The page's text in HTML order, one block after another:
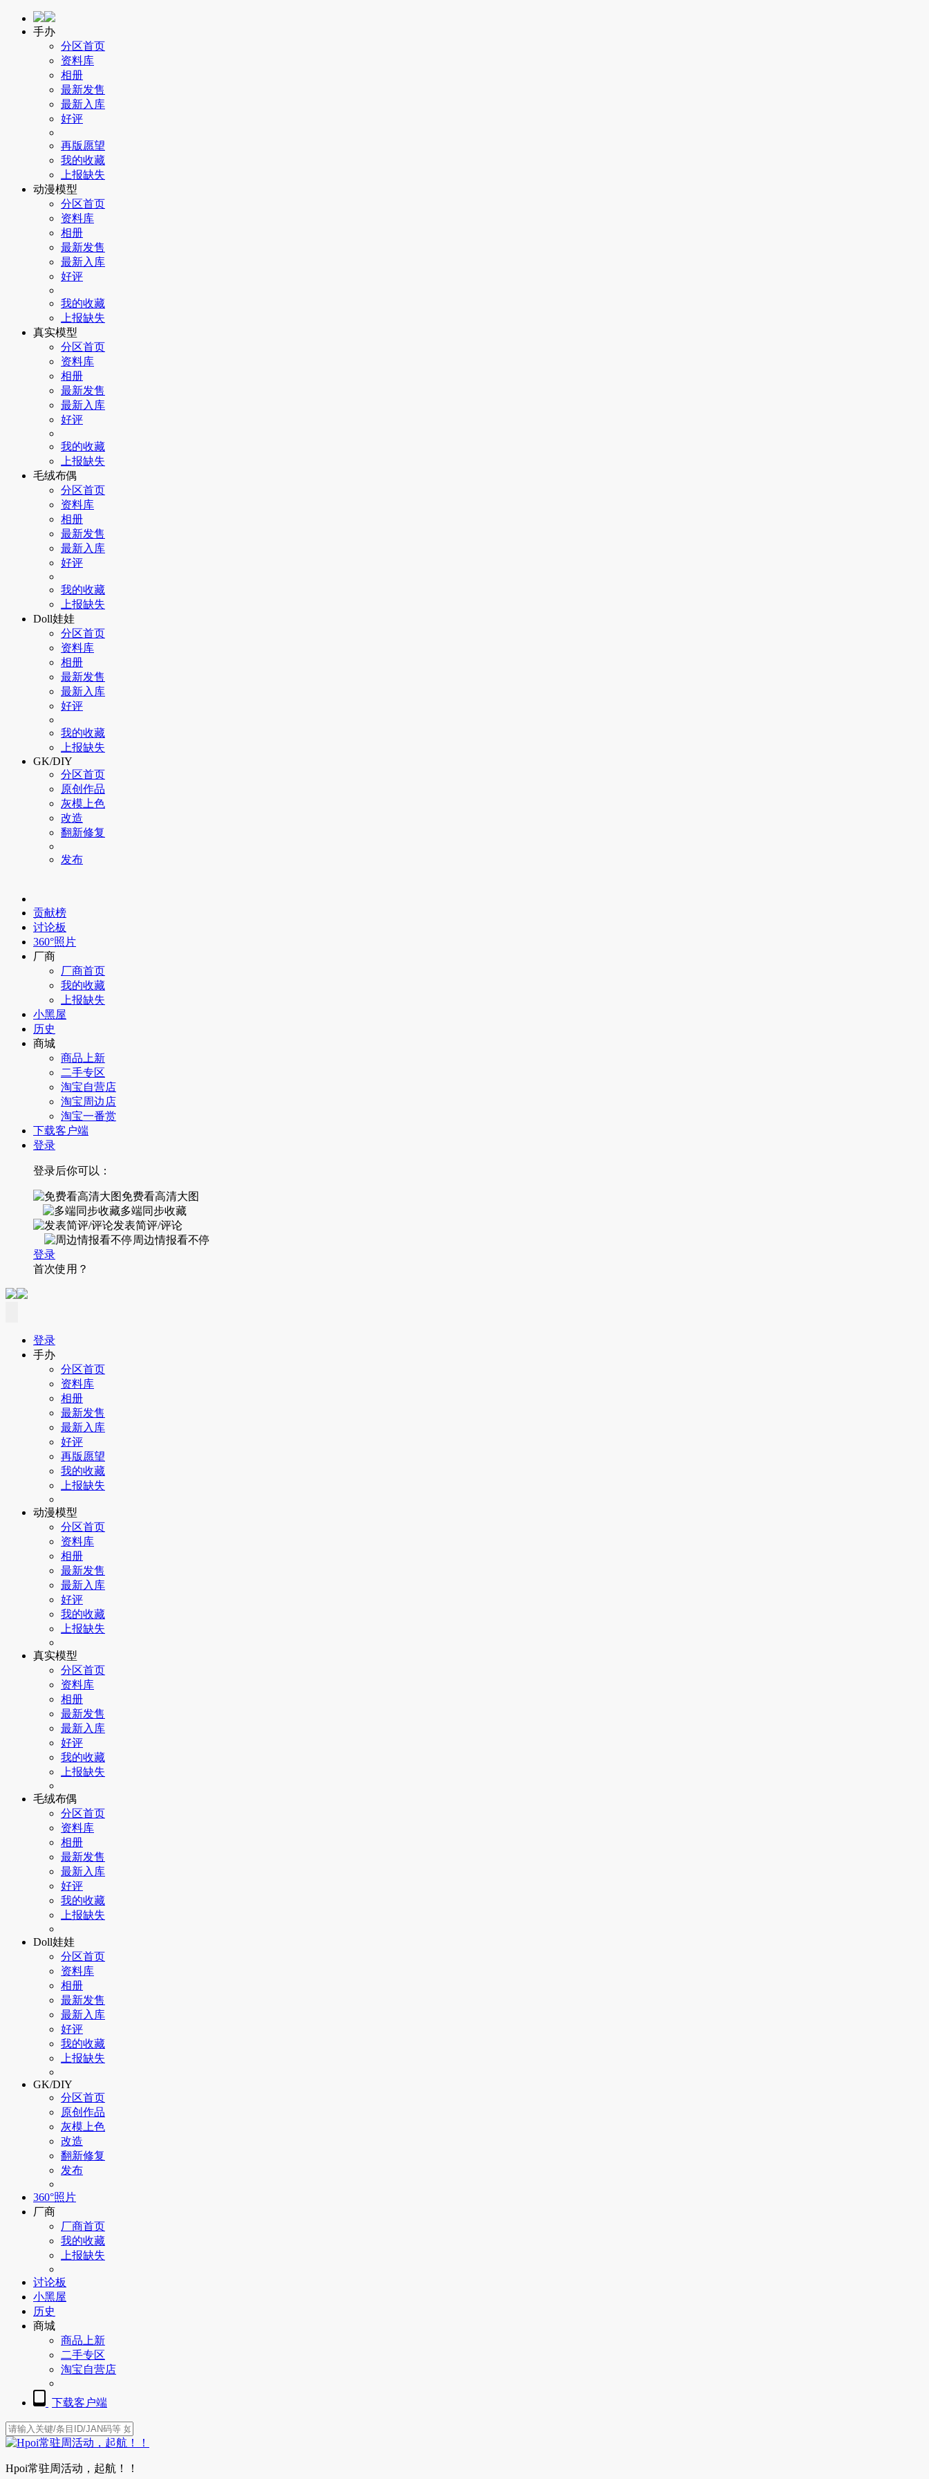
手办
分区首页
资料库
相册
最新发售
最新入库
好评
再版愿望
我的收藏
上报缺失
动漫模型
分区首页
资料库
相册
最新发售
最新入库
好评
我的收藏
上报缺失
真实模型
分区首页
资料库
相册
最新发售
最新入库
好评
我的收藏
上报缺失
毛绒布偶
分区首页
资料库
相册
最新发售
最新入库
好评
我的收藏
上报缺失
Doll娃娃
分区首页
资料库
相册
最新发售
最新入库
好评
我的收藏
上报缺失
GK/DIY
分区首页
原创作品
灰模上色
改造
翻新修复
发布
贡献榜
讨论板
360°照片
厂商
厂商首页
我的收藏
上报缺失
小黑屋
历史
商城
商品上新
二手专区
淘宝自营店
淘宝周边店
淘宝一番赏
下载客户端
登录
登录后你可以：
免费看高清大图
多端同步收藏
发表简评/评论
周边情报看不停
登录
首次使用？
登录
手办
分区首页
资料库
相册
最新发售
最新入库
好评
再版愿望
我的收藏
上报缺失
动漫模型
分区首页
资料库
相册
最新发售
最新入库
好评
我的收藏
上报缺失
真实模型
分区首页
资料库
相册
最新发售
最新入库
好评
我的收藏
上报缺失
毛绒布偶
分区首页
资料库
相册
最新发售
最新入库
好评
我的收藏
上报缺失
Doll娃娃
分区首页
资料库
相册
最新发售
最新入库
好评
我的收藏
上报缺失
GK/DIY
分区首页
原创作品
灰模上色
改造
翻新修复
发布
360°照片
厂商
厂商首页
我的收藏
上报缺失
讨论板
小黑屋
历史
商城
商品上新
二手专区
淘宝自营店
下载客户端
Hpoi常驻周活动，起航！！